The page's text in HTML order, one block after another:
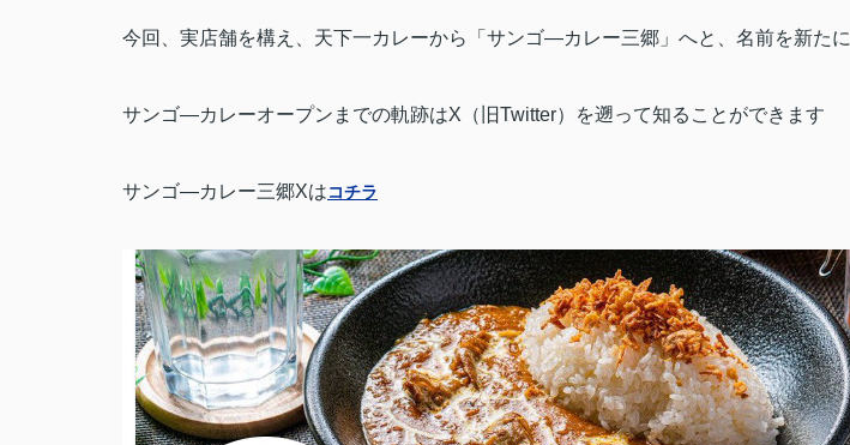
今回、実店舗を構え、天下一カレーから「サンゴ―カレー三郷」へと、名前を新たに
サンゴ―カレーオープンまでの軌跡はX（旧Twitter）を遡って知ることができます
サンゴ―カレー三郷Xはコチラ